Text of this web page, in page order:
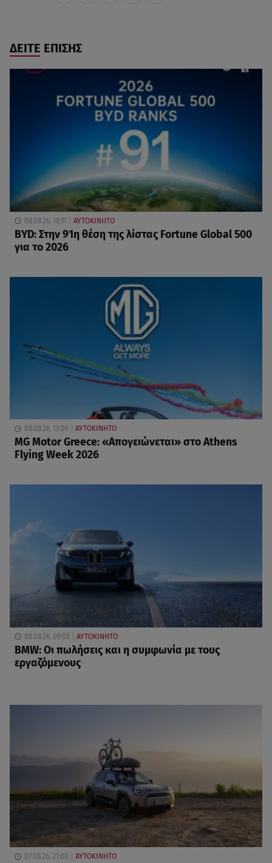
ΔΕΙΤΕ ΕΠΙΣΗΣ
08.08.26, 18:51 ΑΥΤΟΚΙΝΗΤΟ
BYD: Στην 91η θέση της λίστας Fortune Global 500
για το 2026
08.08.26, 13:06 ΑΥΤΟΚΙΝΗΤΟ
MG Motor Greece: «Απογειώνεται» στο Athens
Flying Week 2026
08.08.26, 09:05 ΑΥΤΟΚΙΝΗΤΟ
BMW: Οι πωλήσεις και η συμφωνία με τους
εργαζόμενους
07.08.26, 21:00 ΑΥΤΟΚΙΝΗΤΟ